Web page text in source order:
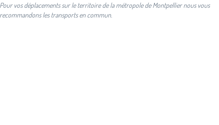
vos déplacements sur le territoire de la métropole de Montpellier nous vous
les transports en commun.